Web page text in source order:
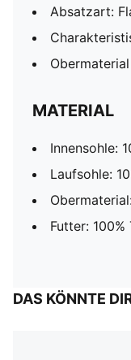
Absatzart:
MATERIAL
Innensohle:
Laufsohle:
Futter: 100%
DAS KÖNNTE